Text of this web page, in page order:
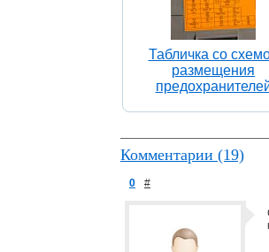
Табличка со
размещения
Комментарии (19)
0 #